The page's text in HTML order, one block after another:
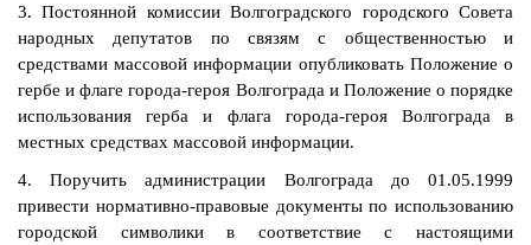
3. Постоянной комиссии Волгоградского городского Совета
народных депутатов по связям с общественностью и
средствами массовой информации опубликовать Положение о
гербе и флаге города-героя Волгограда и Положение о порядке
использования герба и флага города-героя Волгограда в
местных средствах массовой информации.
4. Поручить администрации Волгограда до 01.05.1999
привести нормативно-правовые документы по использованию
городской символики в соответствие с настоящими